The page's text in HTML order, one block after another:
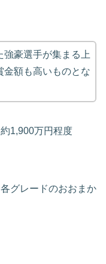
豪選手が集まる上
金額も高いものとな
1,900万円程度
グレードのおおまか